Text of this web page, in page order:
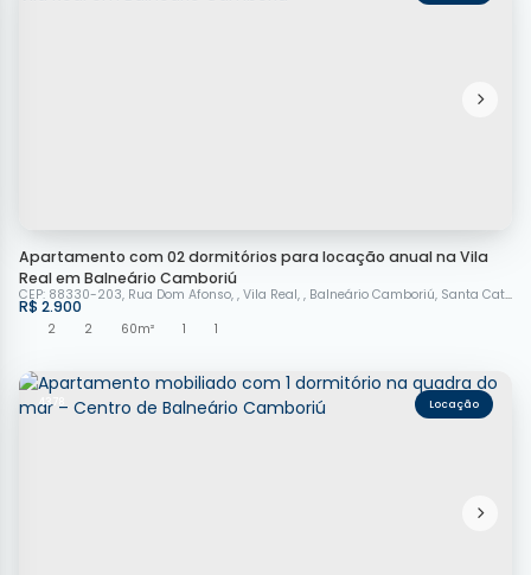
Apartamento com 02 dormitórios para locação anual na Vila
Real em Balneário Camboriú
R$ 2.900
CEP: 88330-203, Rua Dom Afonso , Vila Real , Balneário Camboriú, Santa Catarina
2
2 60m² 1 1
4378